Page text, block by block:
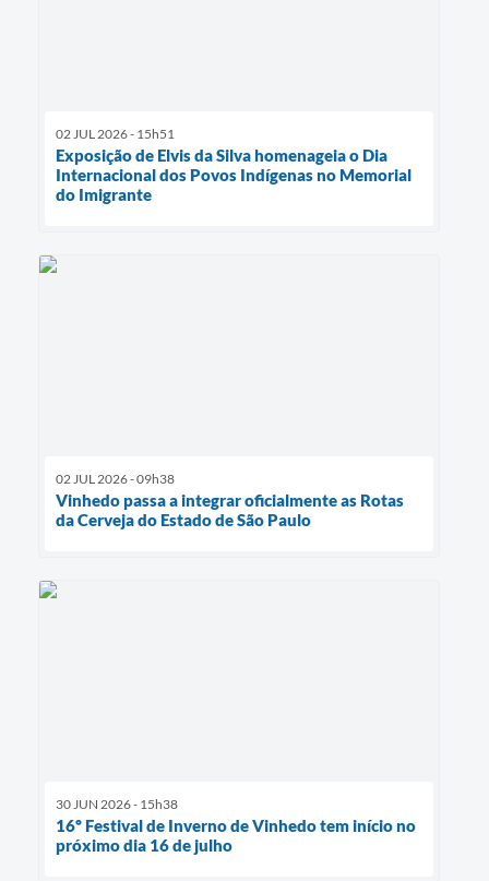
02 JUL 2026 - 15h51
Exposição de Elvis da Silva homenageia o Dia
Internacional dos Povos Indígenas no Memorial
do Imigrante
02 JUL 2026 - 09h38
Vinhedo passa a integrar oficialmente as Rotas
da Cerveja do Estado de São Paulo
30 JUN 2026 - 15h38
16º Festival de Inverno de Vinhedo tem início no
próximo dia 16 de julho